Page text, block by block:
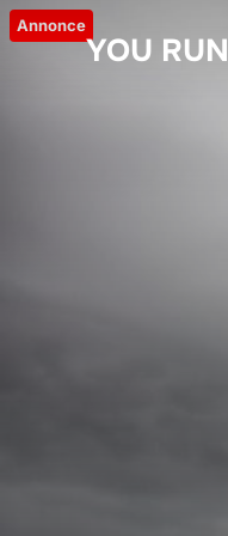
Videre
til
YOU RUN
Annonce